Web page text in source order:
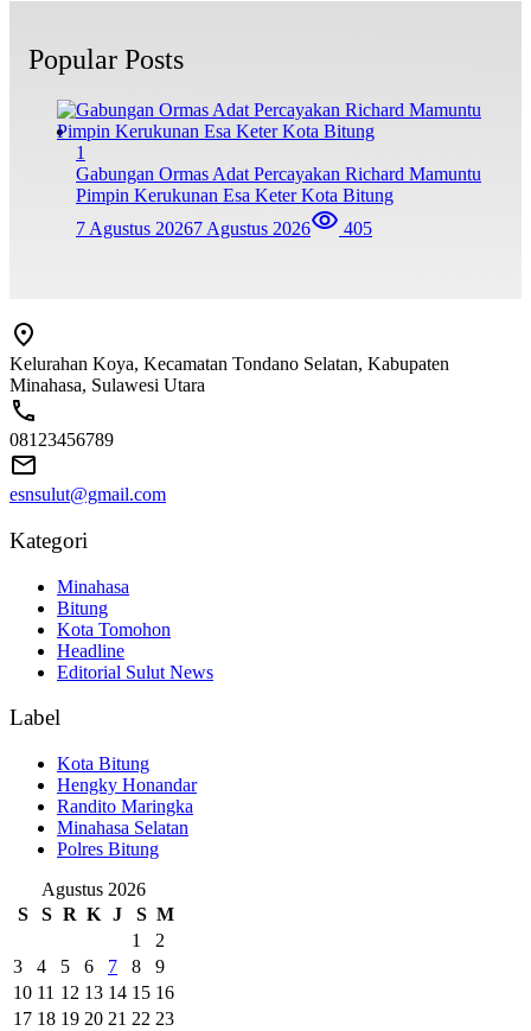
Popular Posts
1
Gabungan Ormas Adat Percayakan Richard Mamuntu
Pimpin Kerukunan Esa Keter Kota Bitung
7 Agustus 20267 Agustus 2026 405
Kelurahan Koya, Kecamatan Tondano Selatan, Kabupaten
Minahasa, Sulawesi Utara
08123456789
esnsulut@gmail.com
Kategori
Minahasa
Bitung
Kota Tomohon
Headline
Editorial Sulut News
Label
Kota Bitung
Hengky Honandar
Randito Maringka
Minahasa Selatan
Polres Bitung
Agustus 2026
S
S R K J S M
1
2
3
4 5 6 7 8
9
10 11 12 13 14 15 16
17 18 19 20 21 22 23